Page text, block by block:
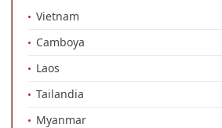
Vietnam
Camboya
Laos
Tailandia
Myanmar